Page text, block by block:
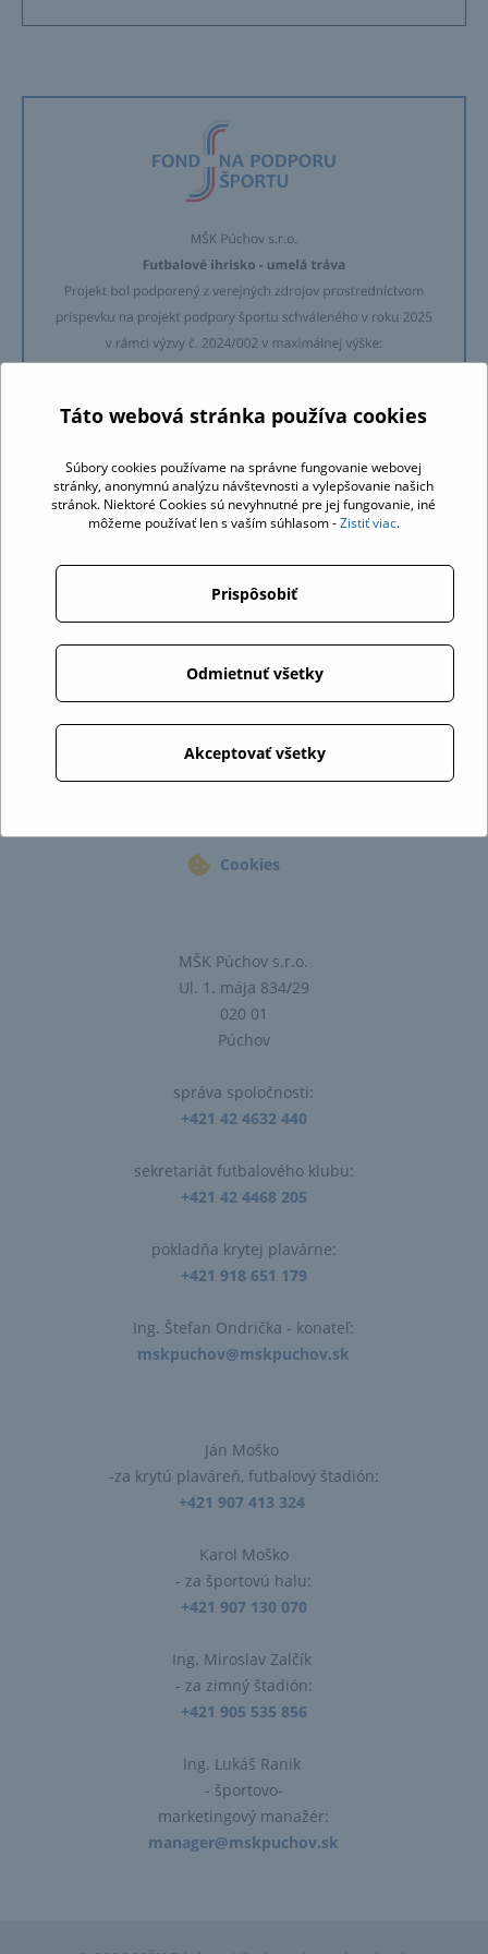
Cookies
MŠK Púchov s.r.o.
Ul. 1. mája 834/29
020 01
Púchov
správa spoločnosti:
+421 42 4632 440
sekretariát futbalového klubu:
+421 42 4468 205
pokladňa krytej plavárne:
+421 918 651 179
Ing. Štefan Ondrička​ - konateľ:
mskpuchov@mskpuchov.sk
Ján Moško
-za krytú plaváreň, futbalový štadión:
+421 907 413 324
Karol Moško
- za športovú halu:
+421 907 130 070
Ing. Miroslav Zalčík
- za zimný štadión:
+421 905 535 856
Ing. Lukáš Ranik
- športovo-
marketingový manažér:
manager@mskpuchov.sk
Táto webová stránka používa cookies
Súbory cookies používame na správne fungovanie webovej
stránky, anonymnú analýzu návštevnosti a vylepšovanie našich
stránok. Niektoré Cookies sú nevyhnutné pre jej fungovanie, iné
môžeme používať len s vaším súhlasom -Zistiť viac.
Prispôsobiť
Odmietnuť všetky
Akceptovať všetky